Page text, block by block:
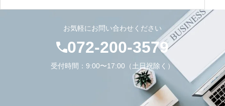
お気軽にお問い合わせください
072-200-3579
受付時間：9:00〜17:00（土日祝除く）